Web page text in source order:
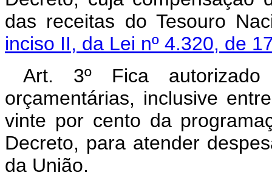
das receitas do Tesouro
inciso II, da Lei nº 4.320, de
Art. 3º Fica
orçamentárias, inclusive
vinte por cento da
Decreto, para atender
da União.